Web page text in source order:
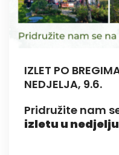
IZLET PO
NEDJELJA, 9.6.
Pridružite nam
izletu u